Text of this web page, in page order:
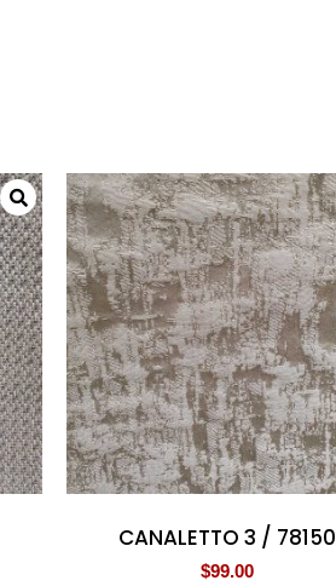
CANALETTO 3 / 78150
$99.00